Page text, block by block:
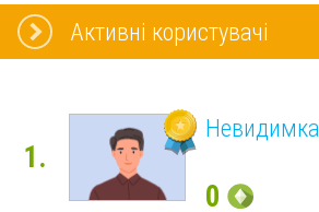
Активні користувачі
1.
Невидимка
0